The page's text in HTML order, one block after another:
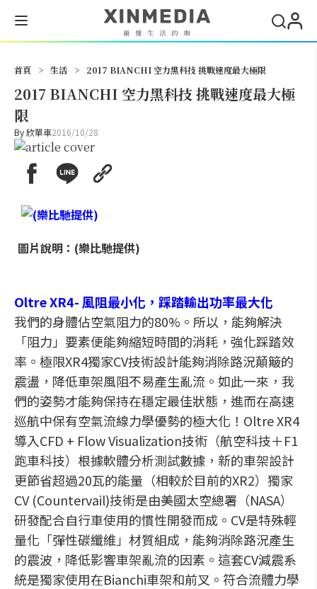
首頁 > 生活 > 2017 BIANCHI 空力黑科技 挑戰速度最大極限
2017 BIANCHI 空力黑科技 挑戰速度最大極
限
By欣單車2016/10/28
圖片說明：(樂比馳提供)
Oltre XR4- 風阻最小化，踩踏輸出功率最大化
我們的身體佔空氣阻力的80%。所以，能夠解決
「阻力」要素便能夠縮短時間的消耗，強化踩踏效
率。極限XR4獨家CV技術設計能夠消除路況顛簸的
震盪，降低車架風阻不易產生亂流。如此一來，我
們的姿勢才能夠保持在穩定最佳狀態，進而在高速
巡航中保有空氣流線力學優勢的極大化！Oltre XR4
導入CFD + Flow Visualization技術（航空科技＋F1
跑車科技）根據軟體分析測試數據，新的車架設計
更節省超過20瓦的能量（相較於目前的XR2）獨家
CV (Countervail)技術是由美國太空總署（NASA）
研發配合自行車使用的慣性開發而成。CV是特殊輕
量化「彈性碳纖維」材質組成，能夠消除路況產生
的震波，降低影響車架亂流的因素。這套CV減震系
統是獨家使用在Bianchi車架和前叉。符合流體力學